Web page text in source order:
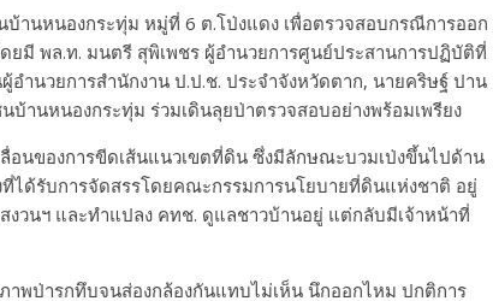
านหนองกระทุ่ม หมู่ที่ 6 ต.โป่งแดง เพื่อตรวจสอบกรณีการออก
มี พล.ท. มนตรี สุพิเพชร ผู้อํานวยการศูนย์ประสานการปฏิบัติที่
ำนวยการสำนักงาน ป.ป.ช. ประจำจังหวัดตาก, นายคริษฐ์ ปาน
านหนองกระทุ่ม ร่วมเดินลุยป่าตรวจสอบอย่างพร้อมเพรียง
อนของการขีดเส้นแนวเขตที่ดิน ซึ่งมีลักษณะบวมเป่งขึ้นไปด้าน
ได้รับการจัดสรรโดยคณะกรรมการนโยบายที่ดินแห่งชาติ อยู่
งวนฯ และทำแปลง คทช. ดูแลชาวบ้านอยู่ แต่กลับมีเจ้าหน้าที่
ภาพป่ารกทึบจนส่องกล้องกันแทบไม่เห็น นึกออกไหม ปกติการ